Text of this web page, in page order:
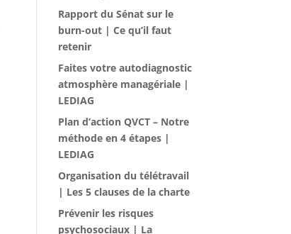
Rapport du Sénat sur le
burn-out | Ce qu’il faut
retenir
Faites votre autodiagnostic
atmosphère managériale |
LEDIAG
Plan d’action QVCT – Notre
méthode en 4 étapes |
LEDIAG
Organisation du télétravail
| Les 5 clauses de la charte
Prévenir les risques
psychosociaux | La